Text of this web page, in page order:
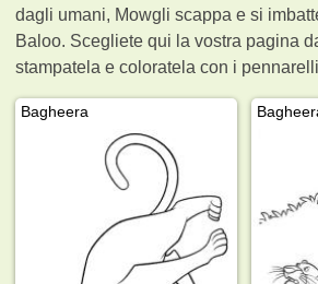
dagli umani, Mowgli scappa e si
Baloo. Scegliete qui la vostra pagina
stampatela e coloratela con i
Bagheera